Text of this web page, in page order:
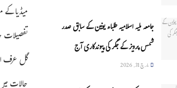
میڈیا
گل عرف
جامعہ ملیہ اسلامیہ طلباء یونین کے سابق صدر
شمس پرویز کے جگر کی پیوندکاری آج
مارچ 31, 2026